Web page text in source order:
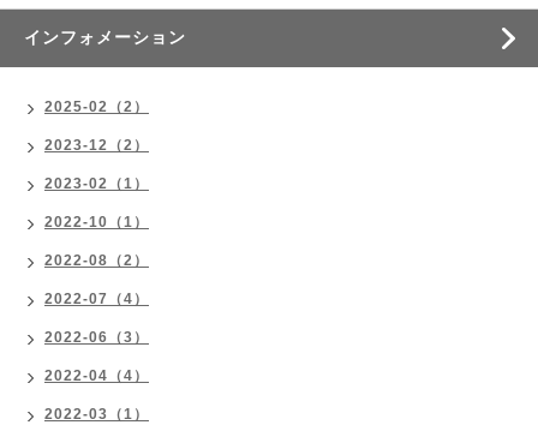
インフォメーション
2025-02（2）
2023-12（2）
2023-02（1）
2022-10（1）
2022-08（2）
2022-07（4）
2022-06（3）
2022-04（4）
2022-03（1）